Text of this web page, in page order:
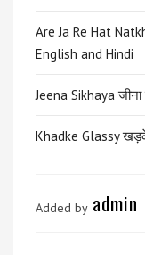
Are Ja Re Hat
English and Hindi
Jeena Sikhaya
Khadke Glassy
Added by admin